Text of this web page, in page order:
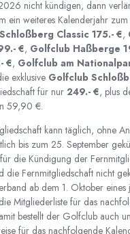
nicht kündigen, dann
ein weiteres Kalenderjahr
Classic 175.- €,
€, Golfclub Haßberge
€, Golfclub am
exklusive Golfclub
für nur 249.- €, plus
59,90 €.
kann täglich, ohne
bis zum 25. September
die Kündigung der
die Fernmitgliedschaft nicht
ab dem 1. Oktober eines
Mitgliederliste für das
bestellt der Golfclub auch
für das nachfolgende